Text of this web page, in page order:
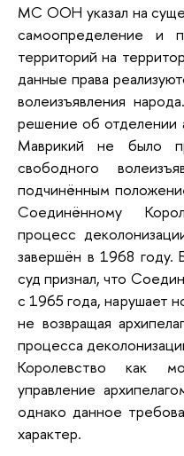
МС ООН указал на
самоопределение и
территорий на
данные права
волеизъявления
решение об отделении
Маврикий не было
свободного
подчинённым
Соединённому
процесс
завершён в 1968 году.
суд признал, что
с 1965 года, нарушает
не возвращая
процесса
Королевство как
управление
однако данное
характер.